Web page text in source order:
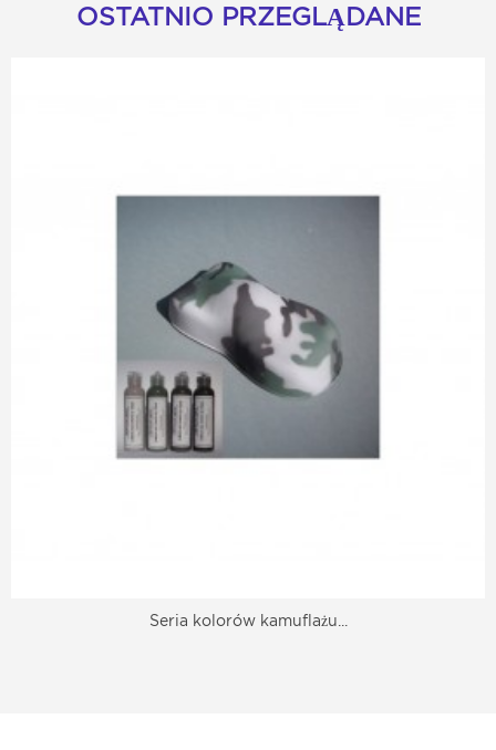
OSTATNIO PRZEGLĄDANE
Seria kolorów kamuflażu...